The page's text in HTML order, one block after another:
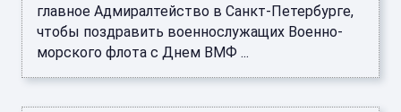
главное Адмиралтейство в Санкт-Петербурге,
чтобы поздравить военнослужащих Военно-
морского флота с Днем ВМФ ...